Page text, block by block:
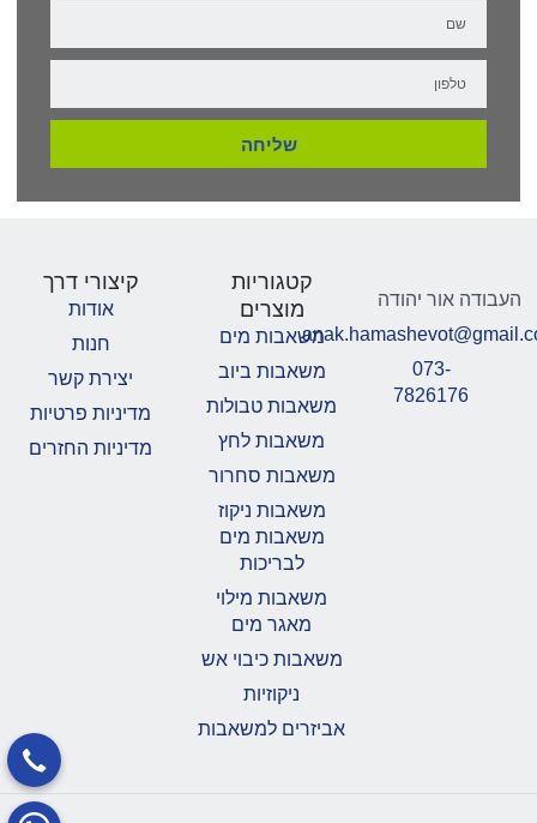
שליחה
העבודה אור יהודה
073-
7826176
קטגוריות
מוצרים
משאבות מים
משאבות ביוב
משאבות טבולות
משאבות לחץ
משאבות סחרור
משאבות ניקוז
משאבות מים
לבריכות
משאבות מילוי
מאגר מים
משאבות כיבוי אש
ניקוזיות
אביזרים למשאבות
קיצורי דרך
אודות
חנות
יצירת קשר
מדיניות פרטיות
מדיניות החזרים